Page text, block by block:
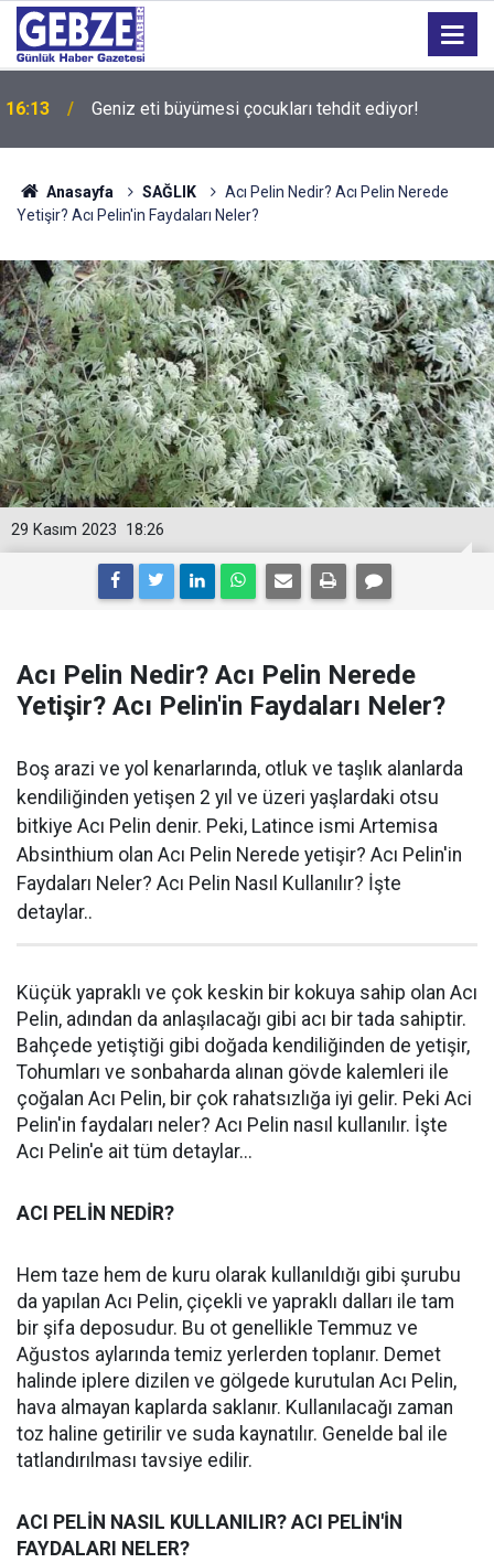
16:13 Geniz eti büyümesi çocukları tehdit ediyor!
Anasayfa SAĞLIK
Acı Pelin Nedir? Acı Pelin Nerede
Yetişir? Acı Pelin'in Faydaları Neler?
18:26
29 Kasım 2023
Acı Pelin Nedir? Acı Pelin Nerede
Yetişir? Acı Pelin'in Faydaları Neler?
Boş arazi ve yol kenarlarında, otluk ve taşlık alanlarda
kendiliğinden yetişen 2 yıl ve üzeri yaşlardaki otsu
bitkiye Acı Pelin denir. Peki, Latince ismi Artemisa
Absinthium olan Acı Pelin Nerede yetişir? Acı Pelin'in
Faydaları Neler? Acı Pelin Nasıl Kullanılır? İşte
detaylar..
Küçük yapraklı ve çok keskin bir kokuya sahip olan Acı
Pelin, adından da anlaşılacağı gibi acı bir tada sahiptir.
Bahçede yetiştiği gibi doğada kendiliğinden de yetişir,
Tohumları ve sonbaharda alınan gövde kalemleri ile
çoğalan Acı Pelin, bir çok rahatsızlığa iyi gelir. Peki Aci
Pelin'in faydaları neler? Acı Pelin nasıl kullanılır. İşte
Acı Pelin'e ait tüm detaylar...
ACI PELİN NEDİR?
Hem taze hem de kuru olarak kullanıldığı gibi şurubu
da yapılan Acı Pelin, çiçekli ve yapraklı dalları ile tam
bir şifa deposudur. Bu ot genellikle Temmuz ve
Ağustos aylarında temiz yerlerden toplanır. Demet
halinde iplere dizilen ve gölgede kurutulan Acı Pelin,
hava almayan kaplarda saklanır. Kullanılacağı zaman
toz haline getirilir ve suda kaynatılır. Genelde bal ile
tatlandırılması tavsiye edilir.
ACI PELİN NASIL KULLANILIR? ACI PELİN'İN
FAYDALARI NELER?